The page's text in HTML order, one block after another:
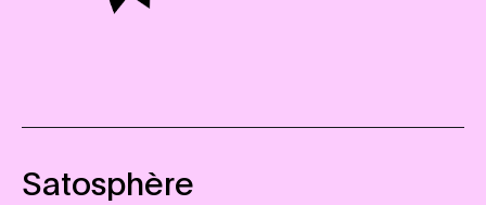
Satosphère